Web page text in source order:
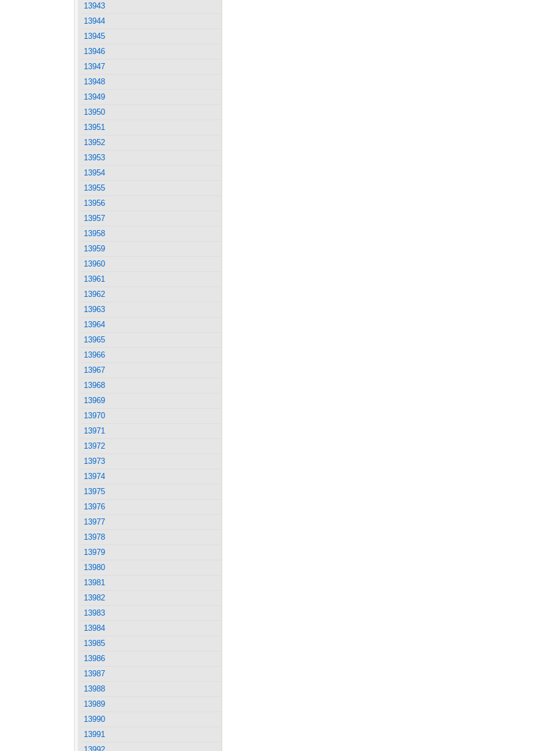
13943
13944
13945
13946
13947
13948
13949
13950
13951
13952
13953
13954
13955
13956
13957
13958
13959
13960
13961
13962
13963
13964
13965
13966
13967
13968
13969
13970
13971
13972
13973
13974
13975
13976
13977
13978
13979
13980
13981
13982
13983
13984
13985
13986
13987
13988
13989
13990
13991